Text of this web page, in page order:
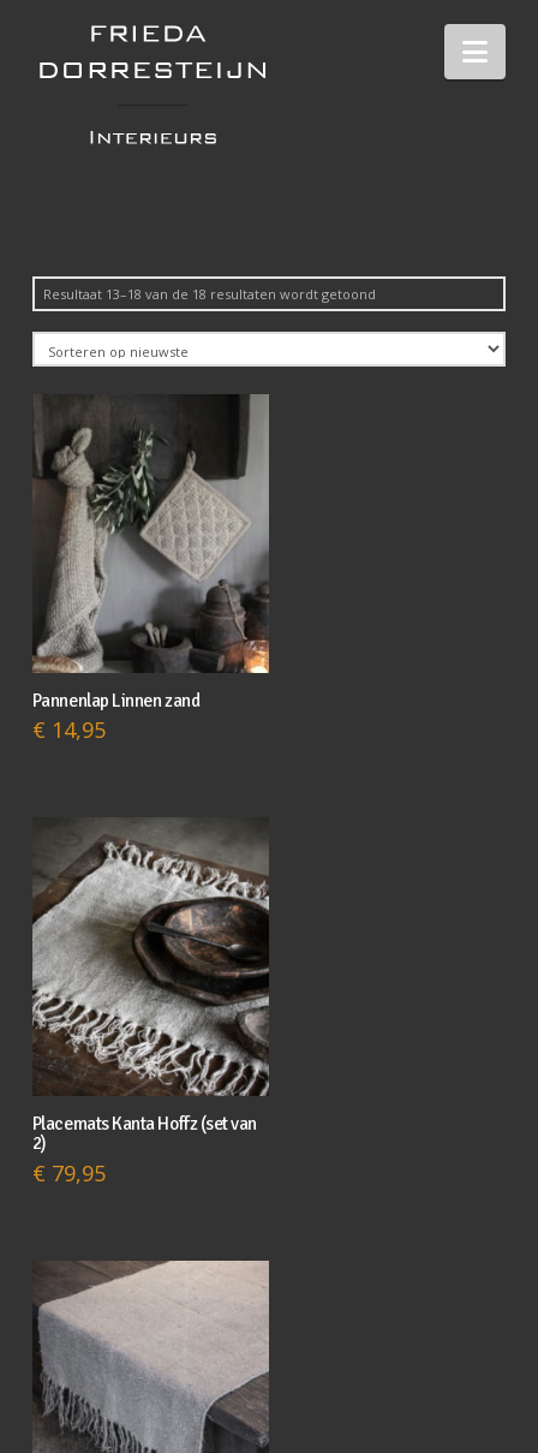
Resultaat 13–18 van de 18 resultaten wordt getoondGesorteerd
Pannenlap Linnen zand
€ 14,95
Placemats Kanta Hoffz (set van
2)
€ 79,95